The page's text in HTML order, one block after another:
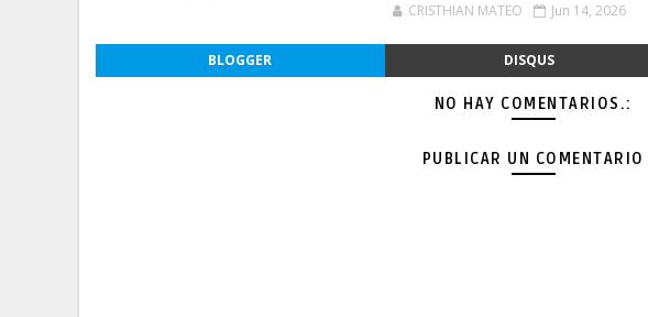
CRISTHIAN MATEO Jun 14, 2026
BLOGGER DISQUS
NO HAY COMENTARIOS.:
PUBLICAR UN COMENTARIO